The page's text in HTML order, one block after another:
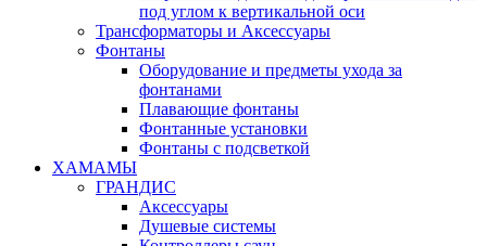
под углом к вертикальной оси
Трансформаторы и Аксессуары
Фонтаны
Оборудование и предметы ухода за
фонтанами
Плавающие фонтаны
Фонтанные установки
Фонтаны с подсветкой
ХАМАМЫ
ГРАНДИС
Аксессуары
Душевые системы